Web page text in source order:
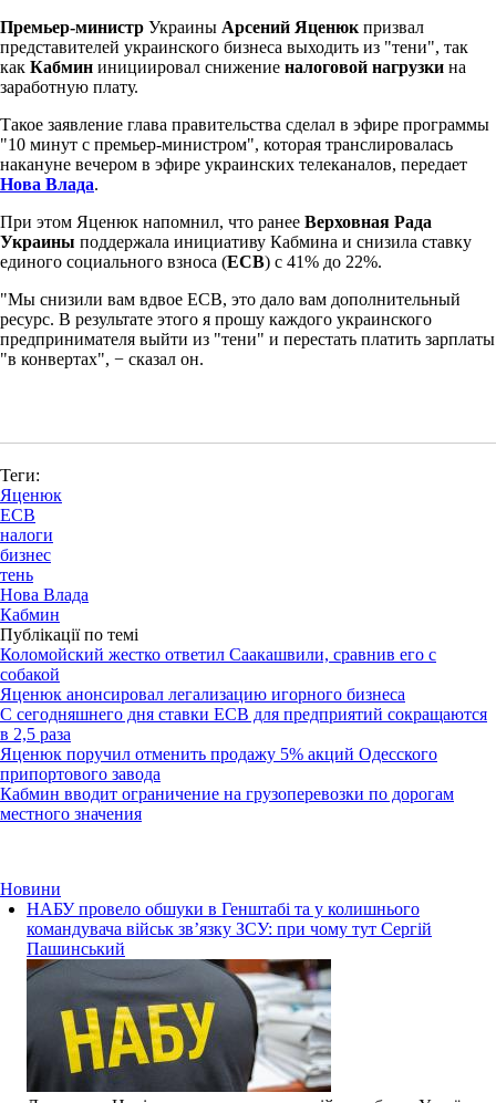
Премьер-министр Украины Арсений Яценюк призвал
представителей украинского бизнеса выходить из "тени", так
как Кабмин инициировал снижение налоговой нагрузки на
заработную плату.
Такое заявление глава правительства сделал в эфире программы
"10 минут с премьер-министром", которая транслировалась
накануне вечером в эфире украинских телеканалов, передает
Нова Влада.
При этом Яценюк напомнил, что ранее Верховная Рада
Украины поддержала инициативу Кабмина и снизила ставку
единого социального взноса (ЕСВ) с 41% до 22%.
"Мы снизили вам вдвое ЕСВ, это дало вам дополнительный
ресурс. В результате этого я прошу каждого украинского
предпринимателя выйти из "тени" и перестать платить зарплаты
"в конвертах", − сказал он.
Теги:
Яценюк
ЕСВ
налоги
бизнес
тень
Нова Влада
Кабмин
Публікації по темі
Коломойский жестко ответил Саакашвили, сравнив его с
собакой
Яценюк анонсировал легализацию игорного бизнеса
С сегодняшнего дня ставки ЕСВ для предприятий сокращаются
в 2,5 раза
Яценюк поручил отменить продажу 5% акций Одесского
припортового завода
Кабмин вводит ограничение на грузоперевозки по дорогам
местного значения
Новини
НАБУ провело обшуки в Генштабі та у колишнього
командувача військ зв’язку ЗСУ: при чому тут Сергій
Пашинський